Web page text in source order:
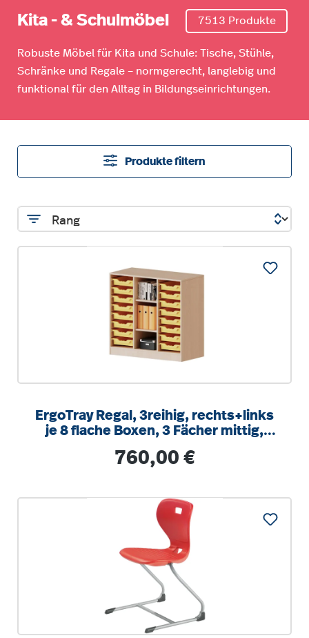
Kita - & Schulmöbel 7513 Produkte
Robuste Möbel für Kita und Schule: Tische, Stühle,
Schränke und Regale – normgerecht, langlebig und
funktional für den Alltag in Bildungseinrichtungen.
Produkte filtern
ErgoTray Regal, 3reihig, rechts+links
je 8 flache Boxen, 3 Fächer mittig,
Regulärer Preis:
760,00 €